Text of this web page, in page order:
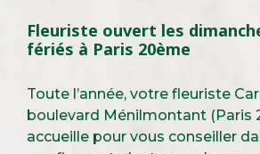
Fleuriste ouvert les
fériés à Paris 20ème
Toute l’année, votre fleuriste
boulevard Ménilmontant (Paris
accueille pour vous conseiller